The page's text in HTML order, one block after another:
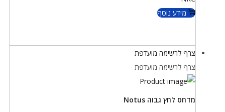
מידע נוסף
צרף לרשימה מועדפת
צרף לרשימה מועדפת
מדחס לחץ גבוה Notus